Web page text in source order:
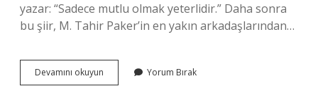
yazar: “Sadece mutlu olmak yeterlidir.” Daha sonra
bu şiir, M. Tahir Paker’in en yakın arkadaşlarından…
Devamını okuyun
Tek
Yorum Bırak